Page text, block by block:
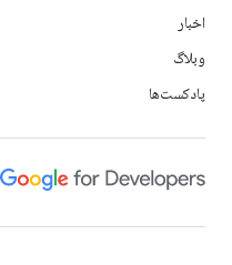
اخبار
وبلاگ
پادکست‌ها